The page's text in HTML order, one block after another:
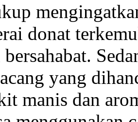
donat
yang
manis dan